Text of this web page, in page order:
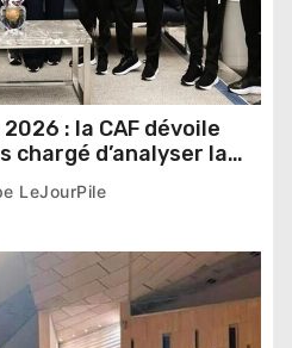
: la CAF dévoile
chargé d’analyser la
LeJourPile